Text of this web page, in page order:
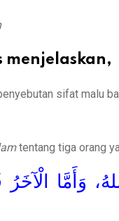
sifat malu
tentang tiga orang
وَأَمَّا الْآخَرُ